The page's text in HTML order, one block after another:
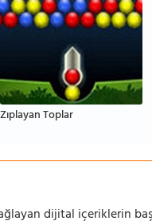
Zıplayan Toplar
dijital içeriklerin